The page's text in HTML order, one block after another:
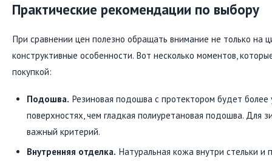
Практические рекомендации по выбору
При сравнении цен полезно обращать внимание не только на
конструктивные особенности. Вот несколько моментов,
покупкой:
Подошва. Резиновая подошва с протектором будет более
поверхностях, чем гладкая полиуретановая подошва. Для
важный критерий.
Внутренняя отделка. Натуральная кожа внутри стельки